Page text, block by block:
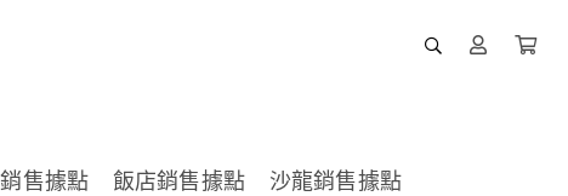
售據點 飯店銷售據點 沙龍銷售據點